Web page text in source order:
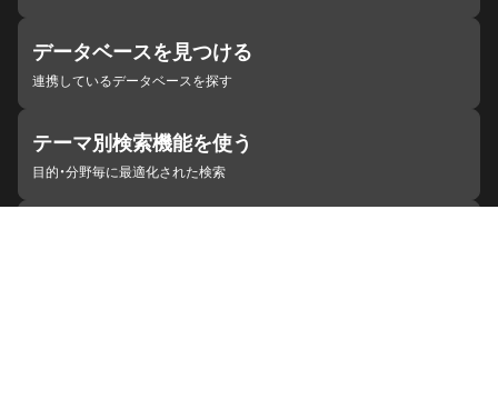
データベースを見つける
連携しているデータベースを探す
テーマ別検索機能を使う
目的・分野毎に最適化された検索